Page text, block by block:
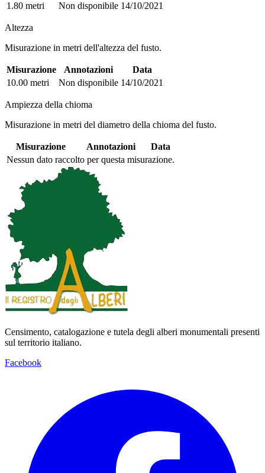
1.80 metri
Non disponibile 14/10/2021
Altezza
Misurazione in metri dell'altezza del fusto.
Misurazione Annotazioni
Data
10.00 metri
Non disponibile 14/10/2021
Ampiezza della chioma
Misurazione in metri del diametro della chioma del fusto.
Misurazione Annotazioni
Data
Nessun dato raccolto per questa misurazione.
Censimento, catalogazione e tutela degli alberi monumentali presenti
sul territorio italiano.
Facebook